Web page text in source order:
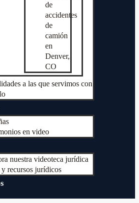
de
accidentes
de
camión
en
Denver,
CO
a las que servimos con
en video
nuestra videoteca jurídica
y recursos jurídicos